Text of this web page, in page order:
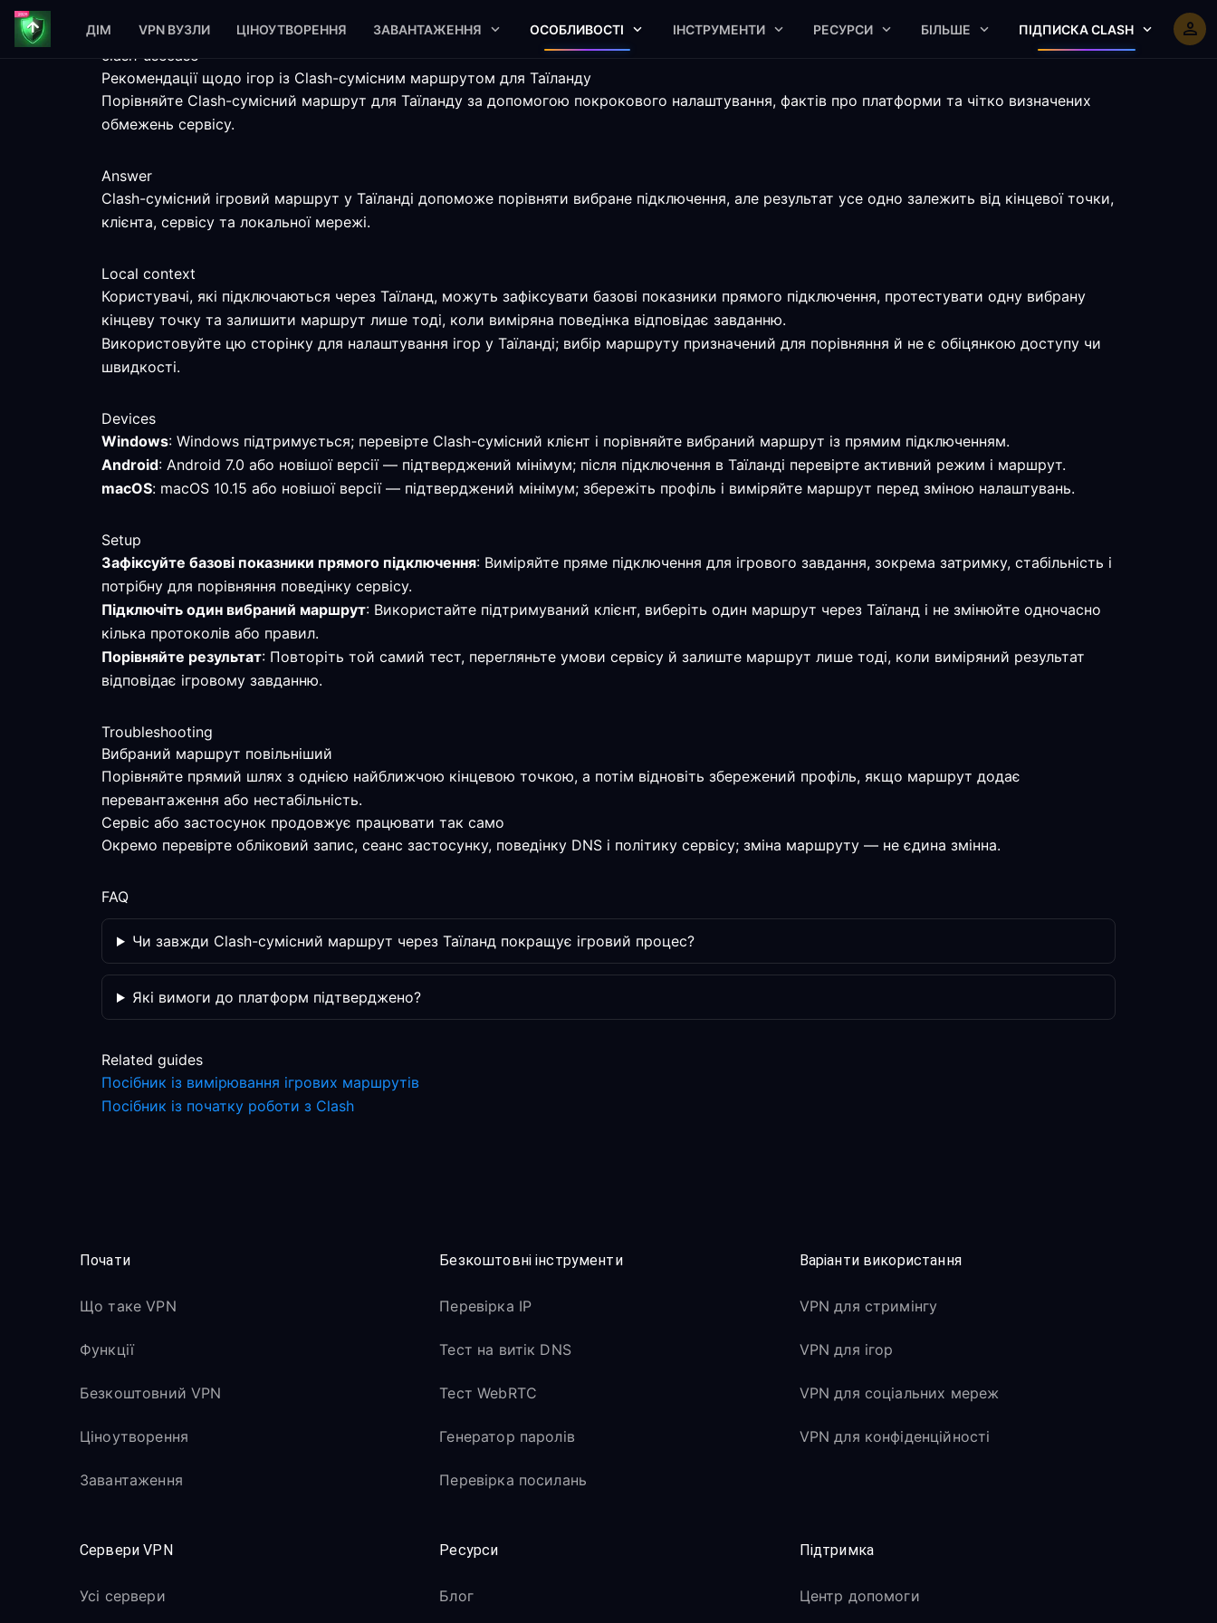
ДІМ VPN ВУЗЛИ ЦІНОУТВОРЕННЯ ЗАВАНТАЖЕННЯ ОСОБЛИВОСТІ ІНСТРУМЕНТИ РЕСУРСИ БІЛЬШЕ ПІДПИСКА CLASH
clash-usecase
Рекомендації щодо ігор із Clash-сумісним маршрутом для Таїланду
Порівняйте Clash-сумісний маршрут для Таїланду за допомогою покрокового налаштування, фактів про платформи та чітко визначених
обмежень сервісу.
Answer
Clash-сумісний ігровий маршрут у Таїланді допоможе порівняти вибране підключення, але результат усе одно залежить від кінцевої точки,
клієнта, сервісу та локальної мережі.
Local context
Користувачі, які підключаються через Таїланд, можуть зафіксувати базові показники прямого підключення, протестувати одну вибрану
кінцеву точку та залишити маршрут лише тоді, коли виміряна поведінка відповідає завданню.
Використовуйте цю сторінку для налаштування ігор у Таїланді; вибір маршруту призначений для порівняння й не є обіцянкою доступу чи
швидкості.
Devices
Windows: Windows підтримується; перевірте Clash-сумісний клієнт і порівняйте вибраний маршрут із прямим підключенням.
Android: Android 7.0 або новішої версії — підтверджений мінімум; після підключення в Таїланді перевірте активний режим і маршрут.
macOS: macOS 10.15 або новішої версії — підтверджений мінімум; збережіть профіль і виміряйте маршрут перед зміною налаштувань.
Setup
Зафіксуйте базові показники прямого підключення: Виміряйте пряме підключення для ігрового завдання, зокрема затримку, стабільність і
потрібну для порівняння поведінку сервісу.
Підключіть один вибраний маршрут: Використайте підтримуваний клієнт, виберіть один маршрут через Таїланд і не змінюйте одночасно
кілька протоколів або правил.
Порівняйте результат: Повторіть той самий тест, перегляньте умови сервісу й залиште маршрут лише тоді, коли виміряний результат
відповідає ігровому завданню.
Troubleshooting
Вибраний маршрут повільніший
Порівняйте прямий шлях з однією найближчою кінцевою точкою, а потім відновіть збережений профіль, якщо маршрут додає
перевантаження або нестабільність.
Сервіс або застосунок продовжує працювати так само
Окремо перевірте обліковий запис, сеанс застосунку, поведінку DNS і політику сервісу; зміна маршруту — не єдина змінна.
FAQ
Чи завжди Clash-сумісний маршрут через Таїланд покращує ігровий процес?
Які вимоги до платформ підтверджено?
Related guides
Посібник із вимірювання ігрових маршрутів
Посібник із початку роботи з Clash
Почати
Що таке VPN
Функції
Безкоштовний VPN
Ціноутворення
Завантаження
Безкоштовні інструменти
Перевірка IP
Тест на витік DNS
Тест WebRTC
Генератор паролів
Перевірка посилань
Варіанти використання
VPN для стримінгу
VPN для ігор
VPN для соціальних мереж
VPN для конфіденційності
Сервери VPN
Усі сервери
Ресурси
Блог
Підтримка
Центр допомоги